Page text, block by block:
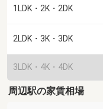
1LDK・2K・2DK
2LDK・3K・3DK
3LDK・4K・4DK
周辺駅の家賃相場